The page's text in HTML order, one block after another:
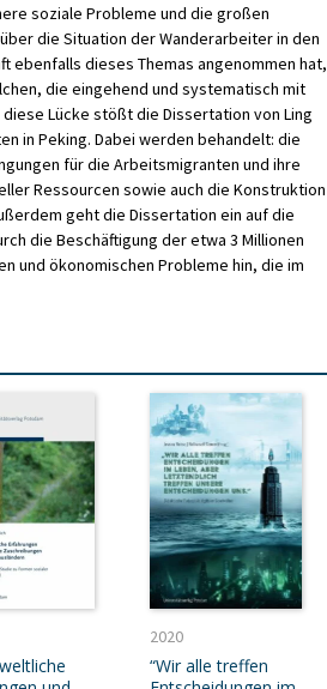
soziale Probleme und die großen
die Situation der Wanderarbeiter in den
ebenfalls dieses Themas angenommen hat,
die eingehend und systematisch mit
Lücke stößt die Dissertation von Ling
in Peking. Dabei werden behandelt: die
für die Arbeitsmigranten und ihre
Ressourcen sowie auch die Konstruktion
geht die Dissertation ein auf die
die Beschäftigung der etwa 3 Millionen
und ökonomischen Probleme hin, die im
2020
“Wir alle treffen